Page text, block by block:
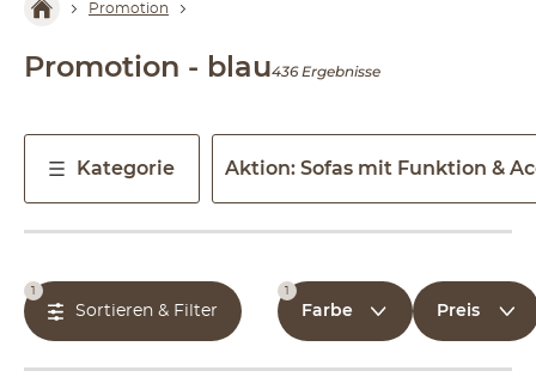
Promotion
Promotion - blau436 Ergebnisse
Kategorie Aktion: Sofas mit Funktion &
1
Sortieren & Filter
1
Farbe Preis